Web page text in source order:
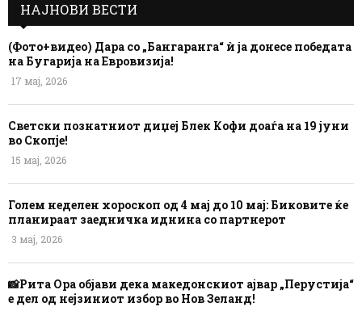
НАЈНОВИ ВЕСТИ
(Фото+видео) Дара со „Бангаранга“ ѝ ја донесе победата
на Бугарија на Евровизија!
17 мај, 2026
Светски познатниот диџеј Блек Кофи доаѓа на 19 јуни
во Скопје!
15 мај, 2026
Голем неделен хороскоп од 4 мај до 10 мај: Биковите ќе
планираат заедничка иднина со партнерот
3 мај, 2026
📸Рита Ора објави дека македонскиот ајвар „Перустија“
е дел од нејзиниот избор во Нов Зеланд!